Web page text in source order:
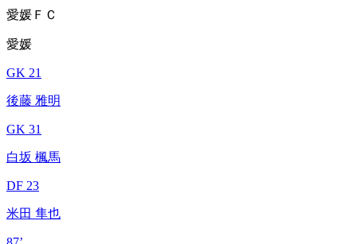
愛媛ＦＣ
愛媛
GK 21
後藤 雅明
GK 31
白坂 楓馬
DF 23
米田 隼也